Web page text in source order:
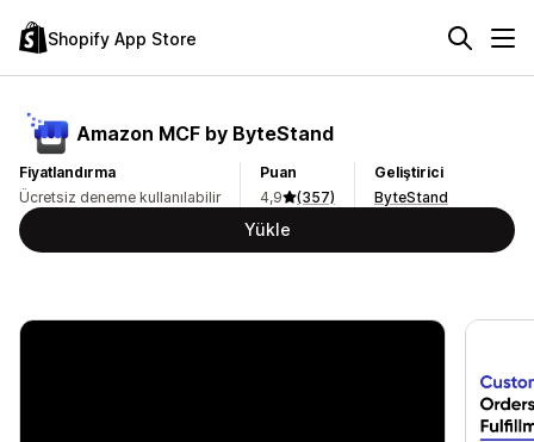
Shopify App Store
Amazon MCF by ByteStand
Fiyatlandırma
Ücretsiz deneme kullanılabilir
Puan
4,9
(357)
Geliştirici
ByteStand
Yükle